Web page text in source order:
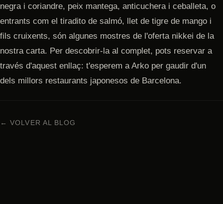
negra i coriandre, peix mantega, anticuchera i ceballeta, o
entrants com el tiradito de salmó, llet de tigre de mango i
fils cruixents, són algunes mostres de l'oferta nikkei de la
nostra carta. Per descobrir-la al complet, pots reservar a
través d'aquest enllaç: t'esperem a Arko per gaudir d'un
dels millors restaurants japonesos de Barcelona.
← VOLVER AL BLOG